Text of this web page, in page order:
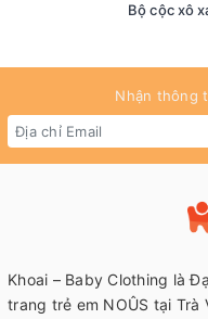
Bộ cộc xô
Nhận thông
Khoai – Baby Clothing là
trang trẻ em NOÛS tại Trà